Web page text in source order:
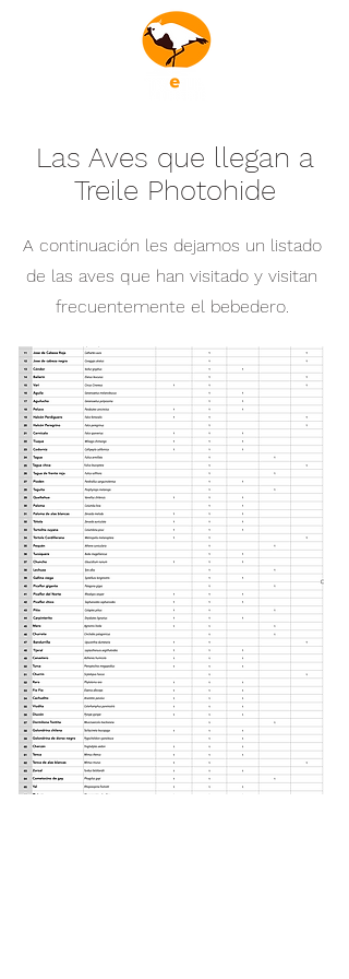
Las Aves que llegan a
Treile Photohide
A continuación les dejamos un listado
de las aves que han visitado y visitan
frecuentemente el bebedero.